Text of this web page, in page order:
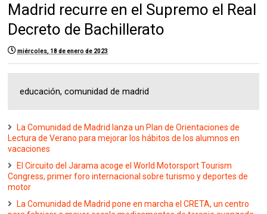
Madrid recurre en el Supremo el Real
Decreto de Bachillerato
miércoles, 18 de enero de 2023
educación, comunidad de madrid
La Comunidad de Madrid lanza un Plan de Orientaciones de
Lectura de Verano para mejorar los hábitos de los alumnos en
vacaciones
El Circuito del Jarama acoge el World Motorsport Tourism
Congress, primer foro internacional sobre turismo y deportes de
motor
La Comunidad de Madrid pone en marcha el CRETA, un centro